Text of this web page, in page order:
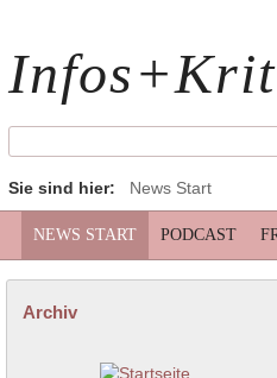
Sie sind hier: News Start
NEWS START PODCAST
Archiv